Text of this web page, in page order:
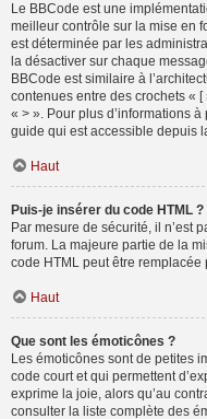
Le BBCode est une
meilleur contrôle sur la mise en
est déterminée par les
la désactiver sur chaque
BBCode est similaire à
contenues entre des crochets «
« > ». Pour plus d’informations
guide qui est accessible depuis
Haut
Puis-je insérer du code HTML ?
Par mesure de sécurité, il n’est
forum. La majeure partie de la
code HTML peut être remplacée
Haut
Que sont les émoticônes ?
Les émoticônes sont de petites
code court et qui permettent
exprime la joie, alors qu’au
consulter la liste complète des